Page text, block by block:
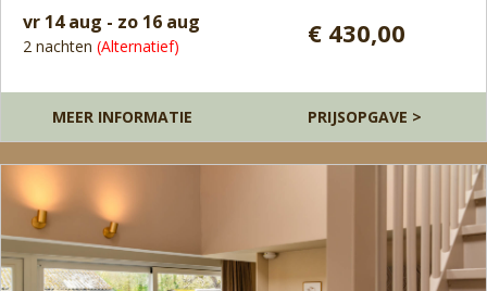
vr 14 aug - zo 16 aug
2 nachten (Alternatief) € 430,00
MEER INFORMATIE PRIJSOPGAVE >